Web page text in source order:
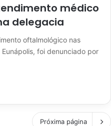
médico
delegacia
oftalmológico nas
foi denunciado por
Próxima página